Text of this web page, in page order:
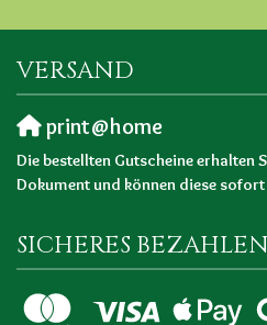
VERSAND
print@home
Die bestellten Gutscheine erhalten
Dokument und können diese
SICHERES BEZAHLEN